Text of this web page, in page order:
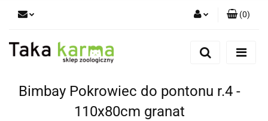
Zaloguj się
Zgody cookies
(0)
Bimbay Pokrowiec do pontonu r.4 -
110x80cm granat